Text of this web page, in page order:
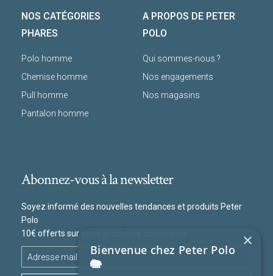
NOS CATÉGORIES
PHARES
Polo homme
Chemise homme
Pull homme
Pantalon homme
A PROPOS DE PETER
POLO
Qui sommes-nous ?
Nos engagements
Nos magasins
Abonnez-vous à la newsletter
Soyez informé des nouvelles tendances et produits Peter
Polo
10€ offerts sur votre prochaine commande
×
Bienvenue chez Peter Polo
🐘